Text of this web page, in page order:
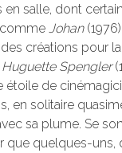
salle, dont
Johan
créations pour
Huguette Spengler
étoile de
en solitaire
sa plume. Se
que quelques-